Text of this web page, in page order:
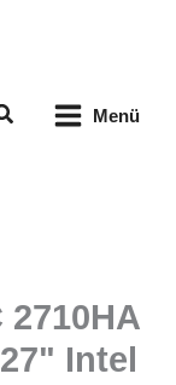
Menü
2710HA
Intel